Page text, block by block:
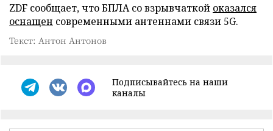
ZDF сообщает, что БПЛА со взрывчаткой оказался
оснащен современными антеннами связи 5G.
Текст: Антон Антонов
Подписывайтесь на наши
каналы